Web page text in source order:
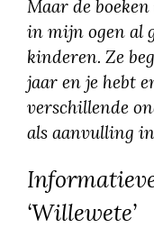
Maar de boeken
in mijn ogen al
kinderen. Ze
jaar en je hebt
verschillende
als aanvulling
‘Willewete’